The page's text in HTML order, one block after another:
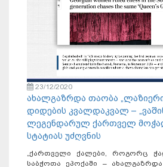
23/12/2020
ახალგაზრდა თაობა
დიდების კვალდაკვალ –
ლეგენდარულ ქართველ
სტატიას უძღვნის
„ქართველი ქალები, როგორც
საბჭოთა ეპოქაში –